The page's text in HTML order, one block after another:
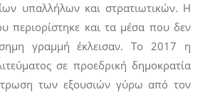
υπαλλήλων και στρατιωτικών. Η
περιορίστηκε και τα μέσα που δεν
γραμμή έκλεισαν. Το 2017 η
σε προεδρική δημοκρατία
των εξουσιών γύρω από τον